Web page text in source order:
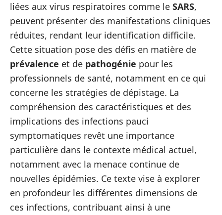
liées aux virus respiratoires comme le SARS,
peuvent présenter des manifestations cliniques
réduites, rendant leur identification difficile.
Cette situation pose des défis en matière de
prévalence et de pathogénie pour les
professionnels de santé, notamment en ce qui
concerne les stratégies de dépistage. La
compréhension des caractéristiques et des
implications des infections pauci
symptomatiques revêt une importance
particulière dans le contexte médical actuel,
notamment avec la menace continue de
nouvelles épidémies. Ce texte vise à explorer
en profondeur les différentes dimensions de
ces infections, contribuant ainsi à une